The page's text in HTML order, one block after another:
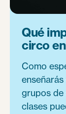
Qué
circo
Como
grupos de
clases